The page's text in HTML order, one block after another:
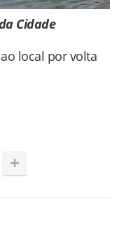
Cidade
local por volta